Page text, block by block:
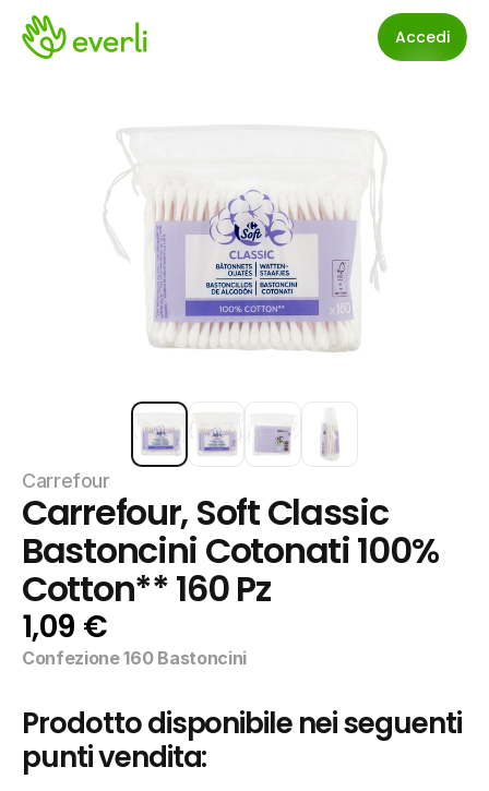
Accedi
Carrefour
Carrefour, Soft Classic
Bastoncini Cotonati 100%
Cotton** 160 Pz
1,09 €
Confezione 160 Bastoncini
Prodotto disponibile nei seguenti
punti vendita: